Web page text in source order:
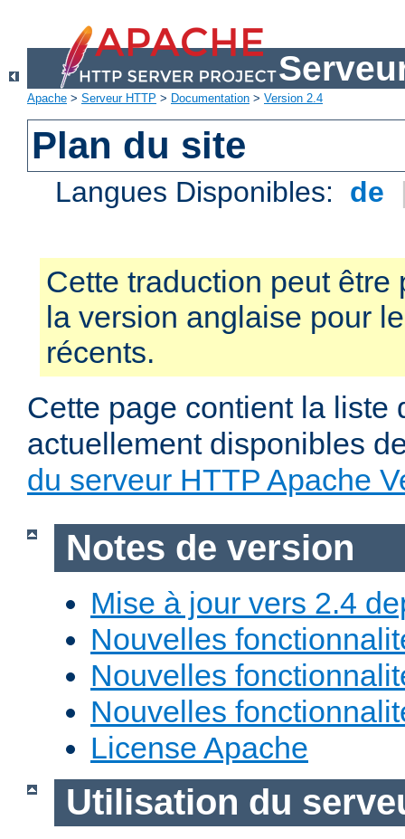
Apache > Serveur HTTP > Documentation > Version 2.4
Plan du site
Langues Disponibles: de
Cette traduction peut être
la version anglaise pour
récents.
Cette page contient la liste
actuellement disponibles
du serveur HTTP Apache
Notes de version
Mise à jour vers 2.4
Nouvelles
Nouvelles
Nouvelles
License Apache
Utilisation du